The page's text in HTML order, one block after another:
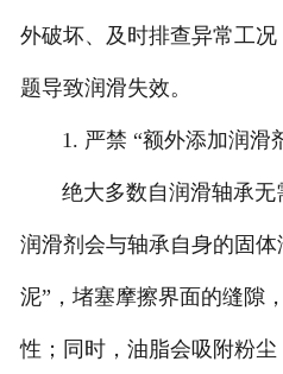
外破坏、及时排查异常工
题导致润滑失效。
1. 严禁 “额外添加润滑
绝大多数自润滑轴承无
润滑剂会与轴承自身的固
泥”，堵塞摩擦界面的缝隙
性；同时，油脂会吸附粉尘